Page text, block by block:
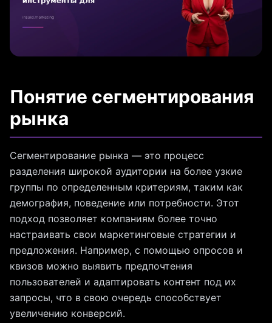
Понятие сегментирования
рынка
Сегментирование рынка — это процесс
разделения широкой аудитории на более узкие
группы по определенным критериям, таким как
демография, поведение или потребности. Этот
подход позволяет компаниям более точно
настраивать свои маркетинговые стратегии и
предложения. Например, с помощью опросов и
квизов можно выявить предпочтения
пользователей и адаптировать контент под их
запросы, что в свою очередь способствует
увеличению конверсий.